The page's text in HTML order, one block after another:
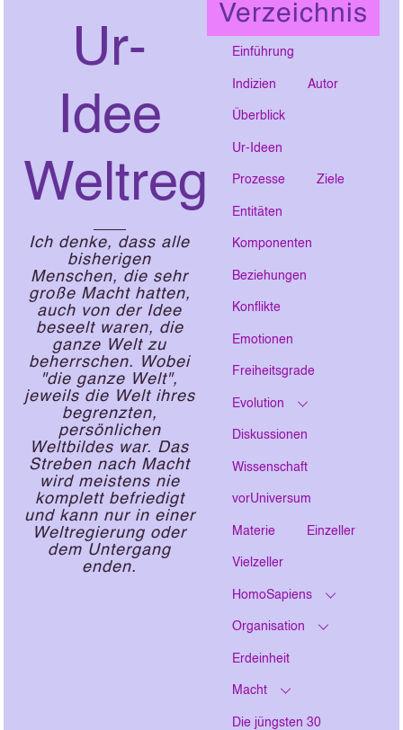
Ur-
Idee
Weltregierung
Ich denke, dass alle
bisherigen
Menschen, die sehr
große Macht hatten,
auch von der Idee
beseelt waren, die
ganze Welt zu
beherrschen. Wobei
"die ganze Welt",
jeweils die Welt ihres
begrenzten,
persönlichen
Weltbildes war. Das
Streben nach Macht
wird meistens nie
komplett befriedigt
und kann nur in einer
Weltregierung oder
dem Untergang
enden.
Verzeichnis
Einführung
Indizien Autor
Überblick
Ur-Ideen
Prozesse Ziele
Entitäten
Komponenten
Beziehungen
Konflikte
Emotionen
Freiheitsgrade
Evolution
Diskussionen
Wissenschaft
vorUniversum
Materie Einzeller
Vielzeller
HomoSapiens
Organisation
Erdeinheit
Macht
Die jüngsten 30